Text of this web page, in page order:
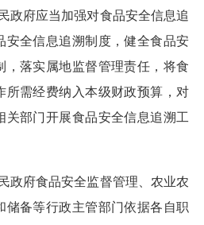
政府应当加强对食品安全信息追
安全信息追溯制度，健全食品安
，落实属地监督管理责任，将食
所需经费纳入本级财政预算，对
关部门开展食品安全信息追溯工
政府食品安全监督管理、农业农
储备等行政主管部门依据各自职